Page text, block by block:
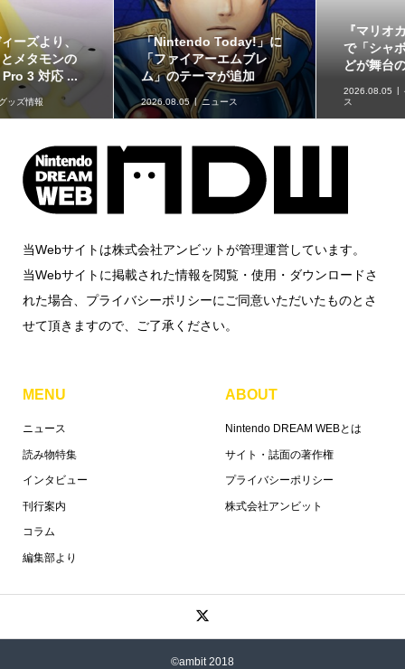
『マリオカートツアー』
で「シャボンロード」な
どが舞台の「バカンス...
ゲームソフトニュー
ス
ゴーストタイプのポケモ
ンをデザインしたアクリ
ルアイテム2種が、アイ...
2026.08.05
当Webサイトは株式会社アンビットが管理運営しています。
当Webサイトに掲載された情報を閲覧・使用・ダウンロードさ
れた場合、プライバシーポリシーにご同意いただいたものとさ
せて頂きますので、ご了承ください。
MENU
ニュース
読み物特集
インタビュー
刊行案内
コラム
編集部より
ABOUT
Nintendo DREAM WEBとは
サイト・誌面の著作権
プライバシーポリシー
株式会社アンビット
©ambit 2018